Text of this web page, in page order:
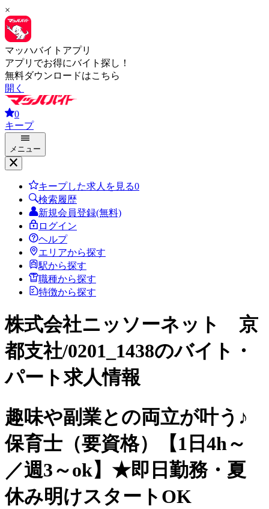
×
マッハバイトアプリ
アプリでお得にバイト探し！
無料ダウンロードはこちら
開く
0
キープ
メニュー
キープした求人を見る0
検索履歴
新規会員登録(無料)
ログイン
ヘルプ
エリアから探す
駅から探す
職種から探す
特徴から探す
株式会社ニッソーネット 京
都支社/0201_1438のバイト・
パート求人情報
趣味や副業との両立が叶う♪
保育士（要資格）【1日4h～
／週3～ok】★即日勤務・夏
休み明けスタートOK